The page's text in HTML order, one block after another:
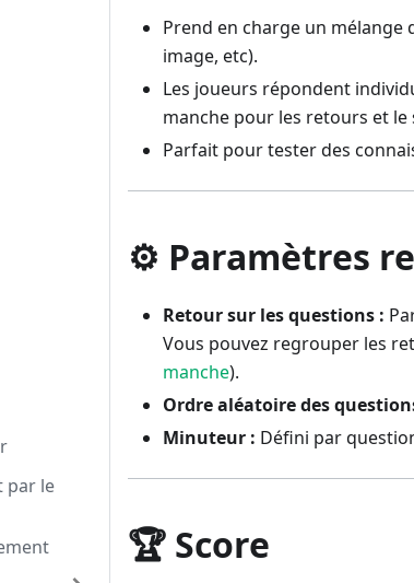
par le
Prend en charge un
image, etc).
Les joueurs répondent
manche pour les retours et le
Parfait pour tester des
⚙️ Paramètres
Retour sur les questions :
Vous pouvez regrouper les
manche).
Ordre aléatoire des
Minuteur : Défini par
🏆 Score